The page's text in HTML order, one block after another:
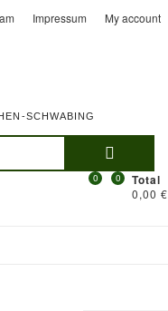
Impressum My account
SCHWABING
Suchen
0 Total
0,00 €
0